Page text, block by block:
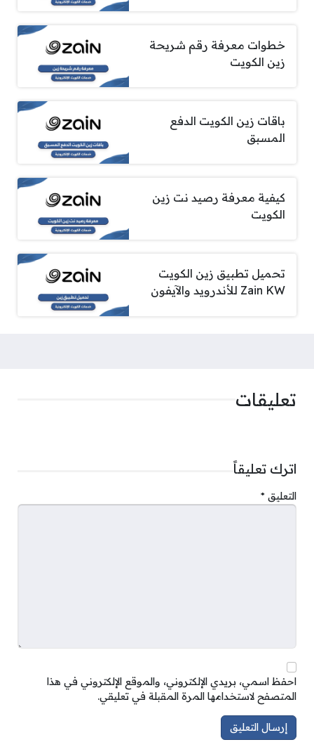
خطوات معرفة رقم شريحة
زين الكويت
باقات زين الكويت الدفع
المسبق
كيفية معرفة رصيد نت زين
الكويت
تحميل تطبيق زين الكويت
Zain KW للأندرويد والآيفون
تعليقات
اترك تعليقاً
التعليق *
احفظ اسمي، بريدي الإلكتروني، والموقع الإلكتروني في هذا
المتصفح لاستخدامها المرة المقبلة في تعليقي.